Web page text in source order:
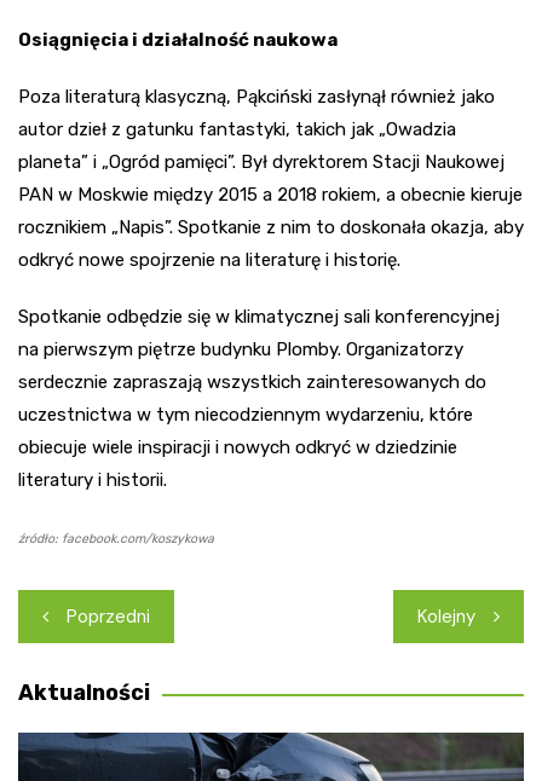
Osiągnięcia i działalność naukowa
Poza literaturą klasyczną, Pąkciński zasłynął również jako
autor dzieł z gatunku fantastyki, takich jak „Owadzia
planeta” i „Ogród pamięci”. Był dyrektorem Stacji Naukowej
PAN w Moskwie między 2015 a 2018 rokiem, a obecnie kieruje
rocznikiem „Napis”. Spotkanie z nim to doskonała okazja, aby
odkryć nowe spojrzenie na literaturę i historię.
Spotkanie odbędzie się w klimatycznej sali konferencyjnej
na pierwszym piętrze budynku Plomby. Organizatorzy
serdecznie zapraszają wszystkich zainteresowanych do
uczestnictwa w tym niecodziennym wydarzeniu, które
obiecuje wiele inspiracji i nowych odkryć w dziedzinie
literatury i historii.
źródło: facebook.com/koszykowa
Nawigacja
wpisu
Poprzedni Kolejny
Aktualności